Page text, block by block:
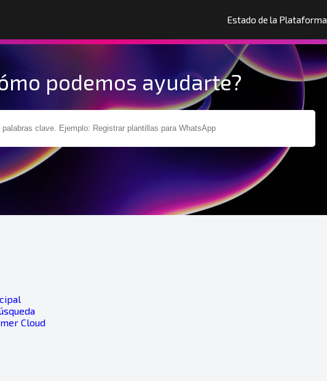
Estado de la Plataforma
podemos ayudarte?
Cloud